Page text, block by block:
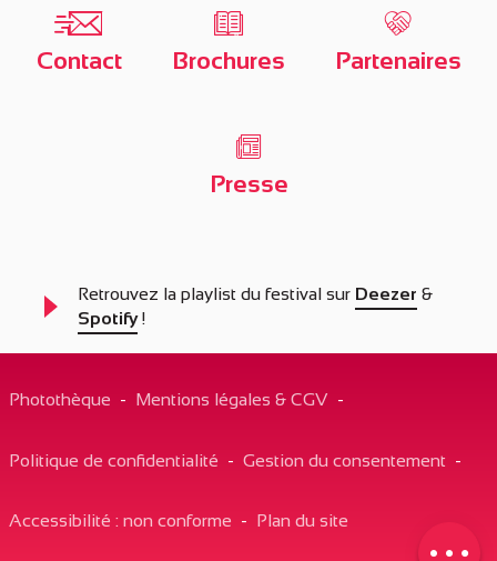
Description
Ouvertures
Contact Brochures Partenaires
Presse
Retrouvez la playlist du festival sur Deezer &
Spotify!
Photothèque - Mentions légales & CGV -
Politique de confidentialité - Gestion du consentement -
Accessibilité : non conforme - Plan du site